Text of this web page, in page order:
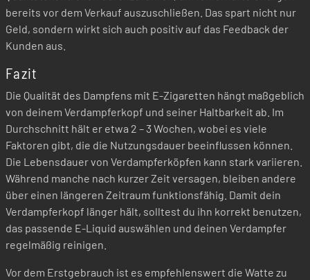
bereits vor dem Verkauf auszuschließen. Das spart nicht nur
Geld, sondern wirkt sich auch positiv auf das Feedback der
Kunden aus.
Fazit
Die Qualität des Dampfens mit E-Zigaretten hängt maßgeblich
von deinem Verdampferkopf und seiner Haltbarkeit ab. Im
Durchschnitt hält er etwa 2 – 3 Wochen, wobei es viele
Faktoren gibt, die die Nutzungsdauer beeinflussen können.
Die Lebensdauer von Verdampferköpfen kann stark variieren.
Während manche nach kurzer Zeit versagen, bleiben andere
über einen längeren Zeitraum funktionsfähig. Damit dein
Verdampferkopf länger hält, solltest du ihn korrekt benutzen,
das passende E-Liquid auswählen und deinen Verdampfer
regelmäßig reinigen.
Vor dem Erstgebrauch ist es empfehlenswert die Watte zu